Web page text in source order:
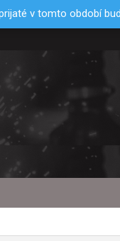
v tomto období